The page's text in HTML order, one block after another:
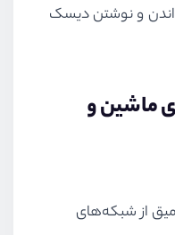
و نوشتن دیسک
ماشین و
از شبکه‌های